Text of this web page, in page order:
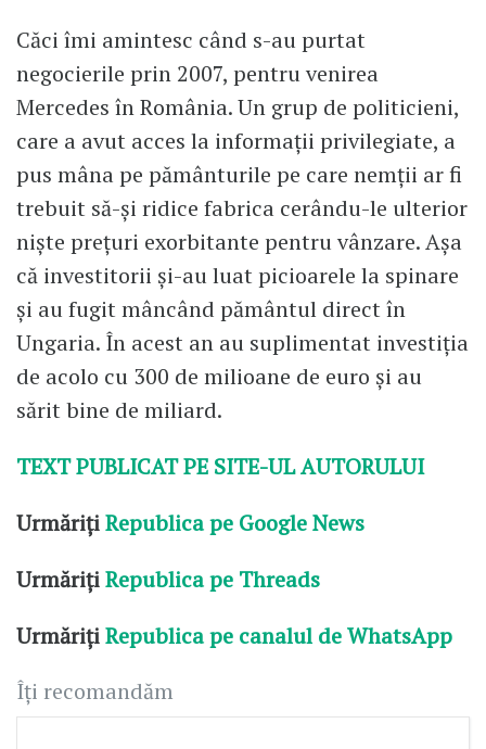
Căci îmi amintesc când s-au purtat
negocierile prin 2007, pentru venirea
Mercedes în România. Un grup de politicieni,
care a avut acces la informaţii privilegiate, a
pus mâna pe pământurile pe care nemţii ar fi
trebuit să-şi ridice fabrica cerându-le ulterior
nişte preţuri exorbitante pentru vânzare. Aşa
că investitorii şi-au luat picioarele la spinare
şi au fugit mâncând pământul direct în
Ungaria. În acest an au suplimentat investiţia
de acolo cu 300 de milioane de euro şi au
sărit bine de miliard.
TEXT PUBLICAT PE SITE-UL AUTORULUI
UrmărițiRepublica pe Google News
UrmărițiRepublica pe Threads
UrmărițiRepublica pe canalul de WhatsApp
Îți recomandăm